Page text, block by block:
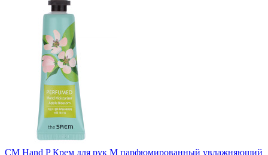
СМ Hand P Крем для рук M парфюмированный увлажняющий